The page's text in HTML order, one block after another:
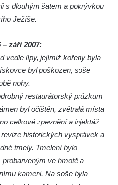
ZOO Hluboká
Šporkovo
Hluboká
s dlouhým šatem a pokrývkou
Ježíše.
– září 2007:
vedle lípy, jejímiž kořeny byla
byl poškozen, soše
nohy.
restaurátorský průzkum
byl očištěn, zvětralá místa
celkové zpevnění a injektáž
historických vysprávek a
tmely. Tmelení bylo
ve hmotě a
kameni. Na soše byla